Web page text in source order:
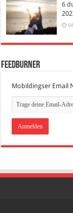
6
FeedBurner
Mobildingser Email